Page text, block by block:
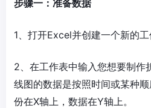
步骤一：准备数据
1、打开Excel并创建一个新的工
2、在工作表中输入您想要制作
线图的数据是按照时间或某种
份在X轴上，数据在Y轴上。